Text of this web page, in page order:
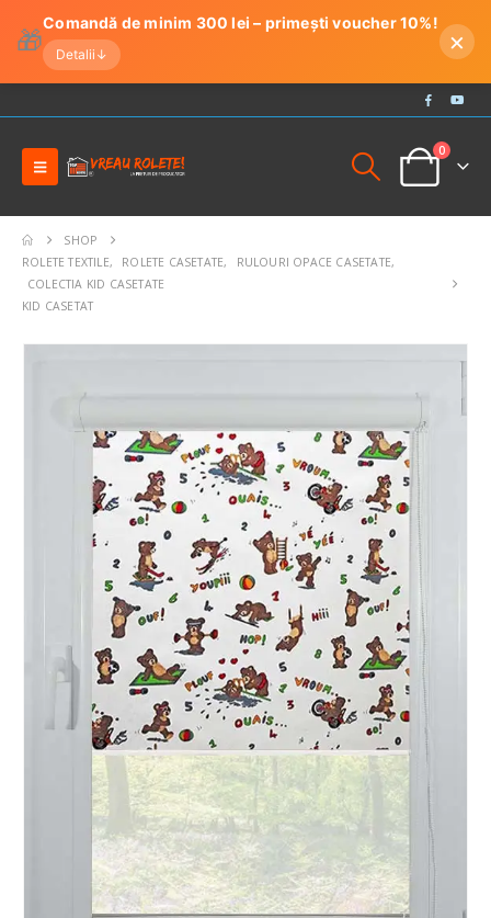
🎁
Comandă de minim 300 lei – primești voucher 10%!
Detalii ↓ ×
0
SHOP
ROLETE TEXTILE, ROLETE CASETATE, RULOURI OPACE CASETATE,
COLECTIA KID CASETATE
KID CASETAT